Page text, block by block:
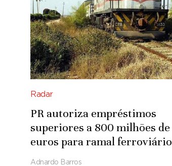
Radar
PR autoriza empréstimos
superiores a 800 milhões de
euros para ramal ferroviário
Luena-Saurimo
Adnardo Barros